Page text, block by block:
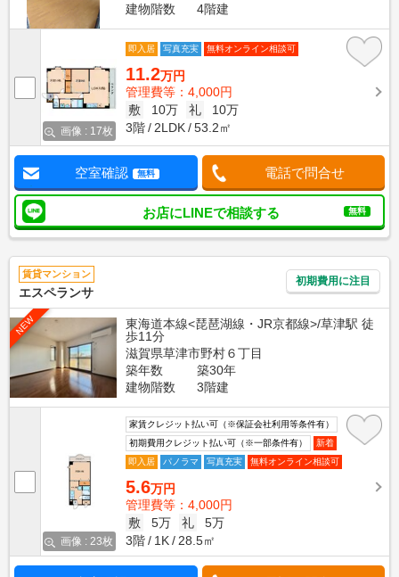
建物階数
4階建
画像 : 17枚
即入居 写真充実 無料オンライン相談可
11.2万円
管理費等：4,000円
敷
10万 礼
10万
3階
2LDK 53.2㎡
空室確認 無料 電話で問合せ
お店にLINEで相談する 無料
賃貸マンション
エスペランサ
初期費用に注目
NEW
東海道本線<琵琶湖線・JR京都線>/草津駅 徒
歩11分
滋賀県草津市野村６丁目
築年数
築30年
建物階数
3階建
画像 : 23枚
家賃クレジット払い可（※保証会社利用等条件有）
初期費用クレジット払い可（※一部条件有）
新着
即入居
パノラマ 写真充実 無料オンライン相談可
5.6万円
管理費等：4,000円
敷
5万 礼
5万
3階
1K 28.5㎡